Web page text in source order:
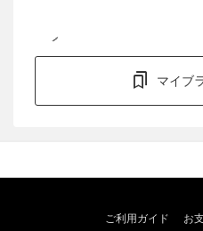
マイブ
ご利用ガイド お